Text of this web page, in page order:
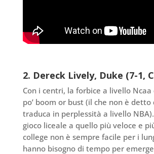
2. Dereck Lively, Duke (7-1,
Con i centri, la forbice a livello
po’ boom or bust (il che non è detto
traduca in perplessità a livello
gioco liceale a quello più veloce e
college non è sempre facile per i
hanno bisogno di tempo per